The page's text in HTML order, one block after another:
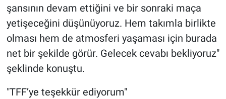
şansının devam ettiğini ve bir sonraki maça
yetişeceğini düşünüyoruz. Hem takımla birlikte
olması hem de atmosferi yaşaması için burada
net bir şekilde görür. Gelecek cevabı bekliyoruz"
şeklinde konuştu.
"TFF’ye teşekkür ediyorum"